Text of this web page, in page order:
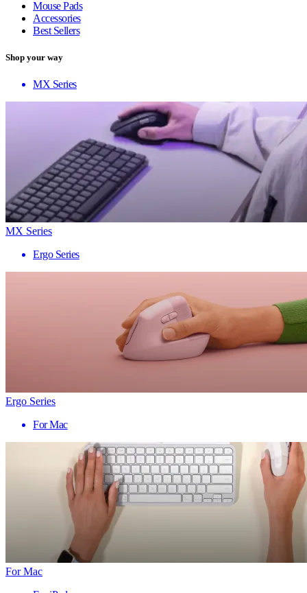
Mouse Pads
Accessories
Best Sellers
Shop your way
MX Series
MX Series
Ergo Series
Ergo Series
For Mac
For Mac